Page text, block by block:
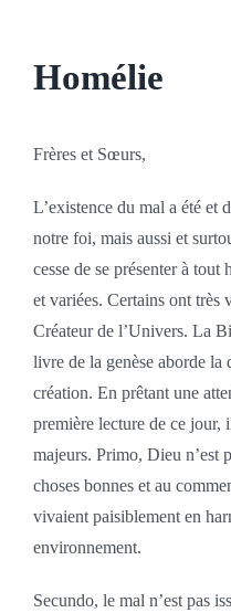
Homélie
Frères et Sœurs,
L’existence du mal a été et
notre foi, mais aussi et
cesse de se présenter à tout
et variées. Certains ont très
Créateur de l’Univers. La
livre de la genèse aborde la
création. En prêtant une
première lecture de ce jour,
majeurs. Primo, Dieu n’est
choses bonnes et au
vivaient paisiblement en
environnement.
Secundo, le mal n’est pas